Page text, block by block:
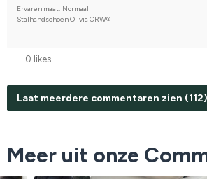
Ervaren maat: Normaal
Stalhandschoen Olivia CRW®
0 likes
Laat meerdere commentaren zien (112)
Meer uit onze